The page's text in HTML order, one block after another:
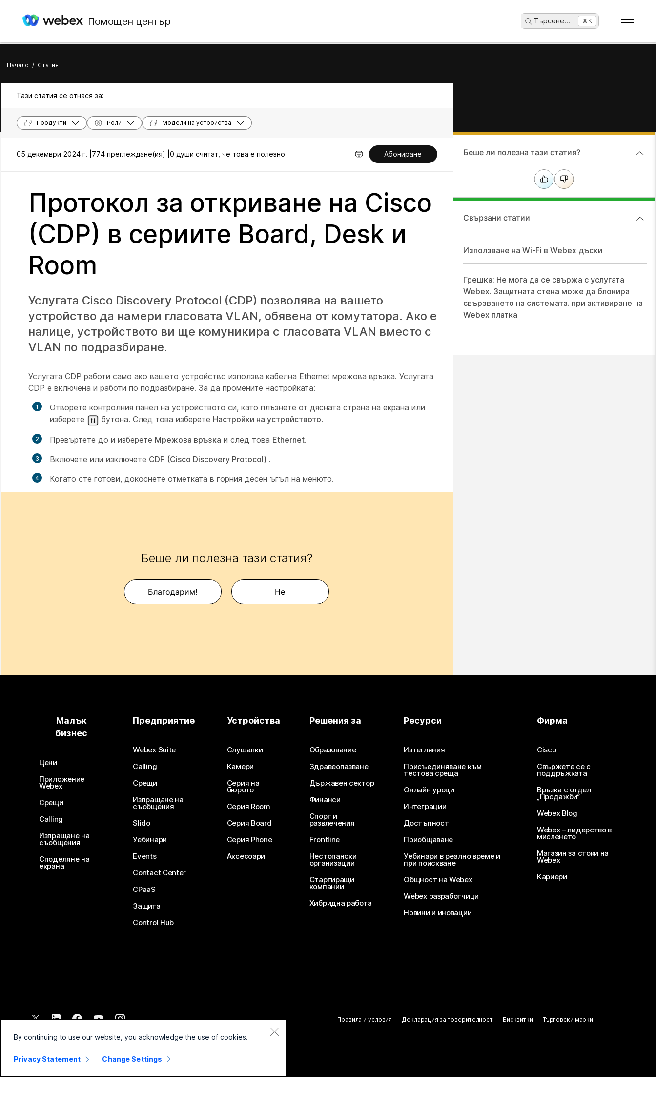
Помощен център Търсене... ⌘K
Начало / Статия
Тази статия се отнася за:
Продукти Роли Модели на устройства
05 декември 2024 г. | 774 преглеждане(ия) | 0 души считат, че това е полезно Абониране
Протокол за откриване на Cisco
(CDP) в сериите Board, Desk и
Room
Услугата Cisco Discovery Protocol (CDP) позволява на вашето
устройство да намери гласовата VLAN, обявена от комутатора. Ако е
налице, устройството ви ще комуникира с гласовата VLAN вместо с
VLAN по подразбиране.
Услугата CDP работи само ако вашето устройство използва кабелна Ethernet мрежова връзка. Услугата
CDP е включена и работи по подразбиране. За да промените настройката:
Отворете контролния панел на устройството си, като плъзнете от дясната страна на екрана или
изберете
бутона. След това изберете Настройки на устройството.
Превъртете до и изберете Мрежова връзка и след това Ethernet.
Включете или изключете CDP (Cisco Discovery Protocol) .
Когато сте готови, докоснете отметката в горния десен ъгъл на менюто.
Беше ли полезна тази статия?
Благодарим! Не
Беше ли полезна тази статия?
Свързани статии
Използване на Wi-Fi в Webex дъски
Грешка: Не мога да се свържа с услугата
Webex. Защитната стена може да блокира
свързването на системата. при активиране на
Webex платка
Малък
бизнес
Цени
Приложение
Webex
Срещи
Calling
Изпращане на
съобщения
Споделяне на
екрана
Предприятие
Webex Suite
Calling
Срещи
Изпращане на
съобщения
Slido
Уебинари
Events
Contact Center
CPaaS
Защита
Control Hub
Устройства
Слушалки
Камери
Серия на
бюрото
Серия Room
Серия Board
Серия Phone
Аксесоари
Решения за
Образование
Здравеопазване
Държавен сектор
Финанси
Спорт и
развлечения
Frontline
Нестопански
организации
Стартиращи
компании
Хибридна работа
Ресурси
Изтегляния
Присъединяване към
тестова среща
Онлайн уроци
Интеграции
Достъпност
Приобщаване
Уебинари в реално време и
при поискване
Общност на Webex
Webex разработчици
Новини и иновации
Фирма
Cisco
Свържете се с
поддръжката
Връзка с отдел
„Продажби“
Webex Blog
Webex – лидерство в
мисленето
Магазин за стоки на
Webex
Кариери
2026 Cisco и/или техните филиали. Всички права запазени.
Правила и условия Декларация за поверителност Бисквитки Търговски марки
By continuing to use our website, you acknowledge the use of cookies.
Privacy Statement Change Settings